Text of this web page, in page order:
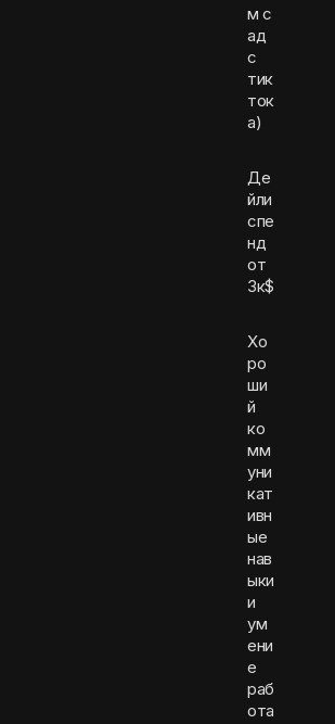
м с
ад
с
тик
ток
а)
Де
йли
спе
нд
от
3к$
Хо
ро
ши
й
ко
мм
уни
кат
ивн
ые
нав
ыки
и
ум
ени
е
раб
ота